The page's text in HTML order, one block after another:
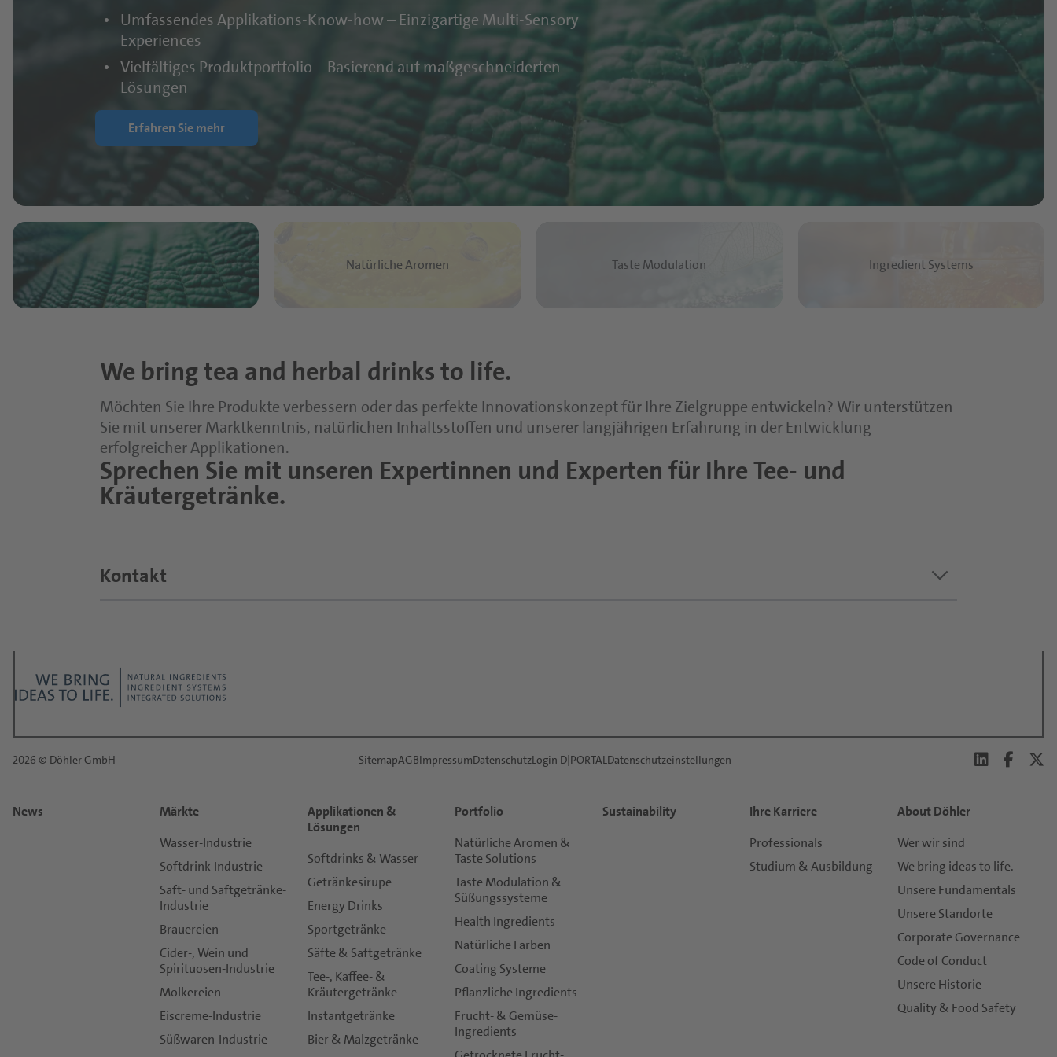
Umfassendes Applikations-Know-how – Einzigartige Multi-Sensory
Experiences
Vielfältiges Produktportfolio – Basierend auf maßgeschneiderten
Lösungen
Erfahren Sie mehr
Natürliche Aromen Taste Modulation Ingredient Systems
We bring tea and herbal drinks to life.
Möchten Sie Ihre Produkte verbessern oder das perfekte Innovationskonzept für Ihre Zielgruppe entwickeln? Wir unterstützen
Sie mit unserer Marktkenntnis, natürlichen Inhaltsstoffen und unserer langjährigen Erfahrung in der Entwicklung
erfolgreicher Applikationen.
Sprechen Sie mit unseren Expertinnen und Experten für Ihre Tee- und
Kräutergetränke.
Kontakt keyboard_arrow_down
*
Anrede:
*
Nachname:
2026 © Döhler GmbH SitemapAGBImpressumDatenschutzLogin D|PORTALDatenschutzeinstellungen
News
Märkte
Wasser-Industrie
Softdrink-Industrie
Saft- und Saftgetränke-
Industrie
Brauereien
Cider-, Wein und
Spirituosen-Industrie
Molkereien
Eiscreme-Industrie
Süßwaren-Industrie
Applikationen &
Lösungen
Softdrinks & Wasser
Getränkesirupe
Energy Drinks
Sportgetränke
Säfte & Saftgetränke
Tee-, Kaffee- &
Kräutergetränke
Instantgetränke
Bier & Malzgetränke
Portfolio
Natürliche Aromen &
Taste Solutions
Taste Modulation &
Süßungssysteme
Health Ingredients
Natürliche Farben
Coating Systeme
Pflanzliche Ingredients
Frucht- & Gemüse-
Ingredients
Sustainability
Ihre Karriere
Professionals
Studium & Ausbildung
About Döhler
Wer wir sind
We bring ideas to life.
Unsere Fundamentals
Unsere Standorte
Corporate Governance
Code of Conduct
Unsere Historie
Quality & Food Safety